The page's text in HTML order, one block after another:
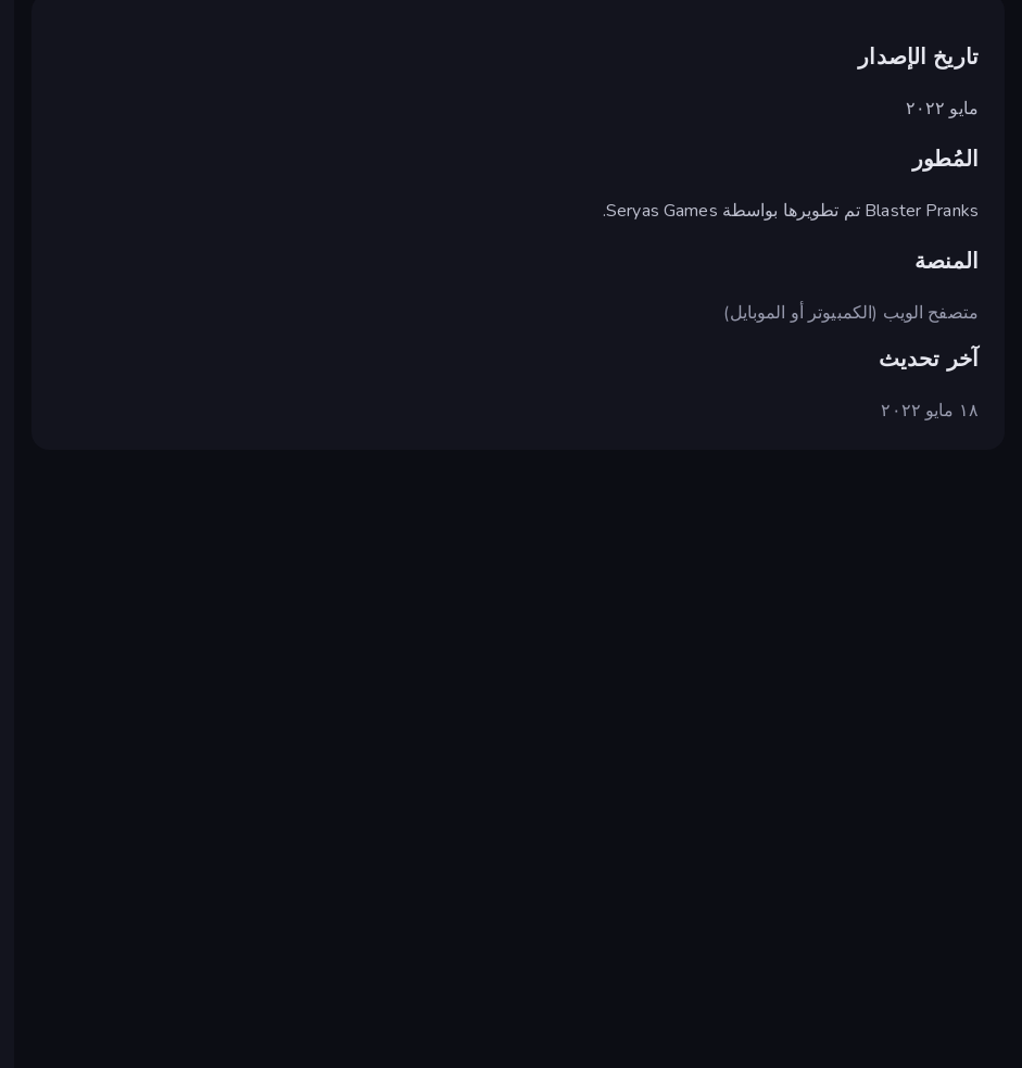
تاريخ الإصدار
مايو ٢٠٢٢
المُطور
Blaster Pranks تم تطويرها بواسطة Seryas Games.
المنصة
متصفح الويب (الكمبيوتر أو الموبايل)
آخر تحديث
١٨ مايو ٢٠٢٢